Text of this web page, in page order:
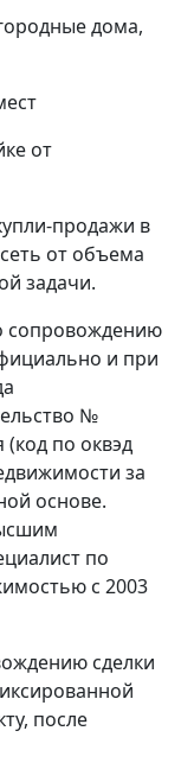
дома,
от
продажи в
от объема
задачи.
сопровождению
и при
№
(код по оквэд
за
основе.
по
с 2003
сделки
после